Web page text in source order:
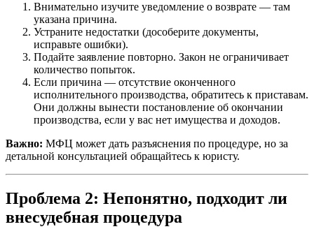
Внимательно изучите уведомление о возврате — там
указана причина.
Устраните недостатки (дособерите документы,
исправьте ошибки).
Подайте заявление повторно. Закон не ограничивает
количество попыток.
Если причина — отсутствие оконченного
исполнительного производства, обратитесь к приставам.
Они должны вынести постановление об окончании
производства, если у вас нет имущества и доходов.
Важно: МФЦ может дать разъяснения по процедуре, но за
детальной консультацией обращайтесь к юристу.
Проблема 2: Непонятно, подходит ли
внесудебная процедура